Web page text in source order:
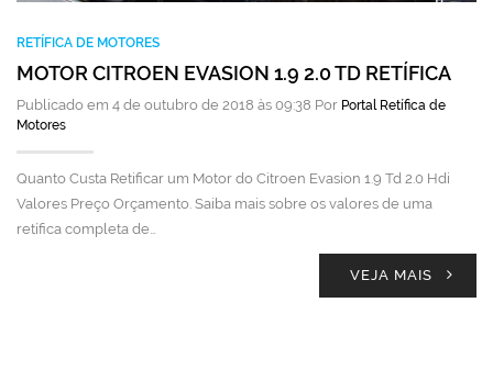
RETÍFICA DE MOTORES
MOTOR CITROEN EVASION 1.9 2.0 TD RETÍFICA
Publicado em 4 de outubro de 2018 às 09:38 Por Portal Retífica de
Motores
Quanto Custa Retificar um Motor do Citroen Evasion 1.9 Td 2.0 Hdi
Valores Preço Orçamento. Saiba mais sobre os valores de uma
retífica completa de…
VEJA MAIS